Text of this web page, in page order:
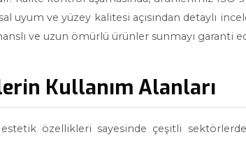
uyum ve yüzey kalitesi açısından detaylı
ve uzun ömürlü ürünler sunmayı garanti
Kullanım Alanları
özellikleri sayesinde çeşitli